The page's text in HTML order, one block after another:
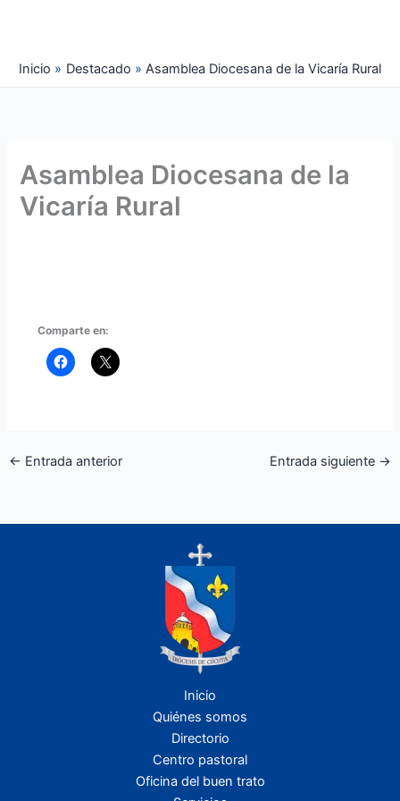
Inicio
Destacado Asamblea Diocesana de la Vicaría Rural
Asamblea Diocesana de la
Vicaría Rural
Comparte en:
← Entrada anterior Entrada siguiente →
Inicio
Quiénes somos
Directorio
Centro pastoral
Oficina del buen trato